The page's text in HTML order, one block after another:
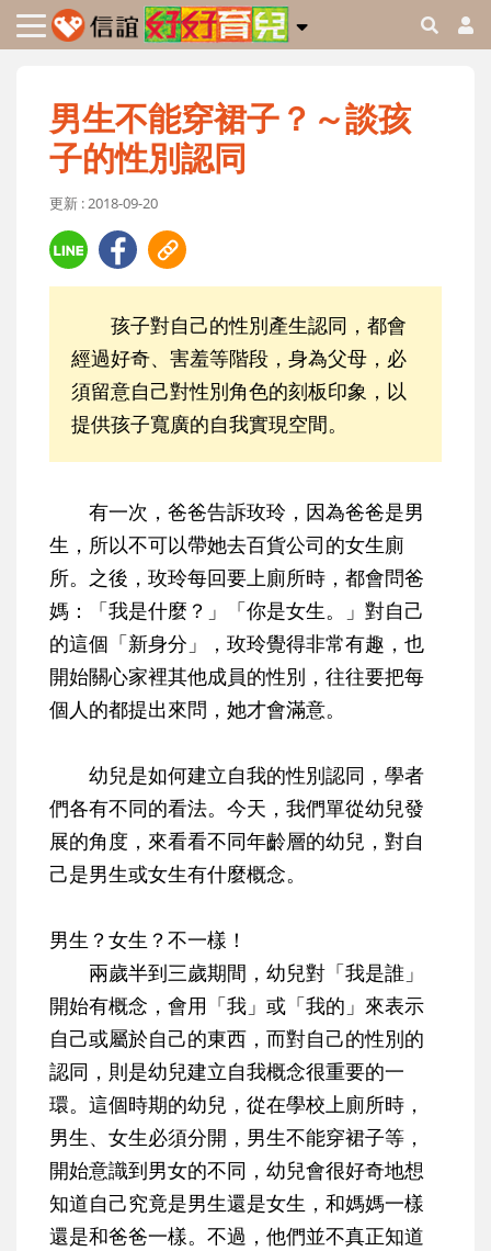
男生不能穿裙子？～談孩
子的性別認同
更新 : 2018-09-20
孩子對自己的性別產生認同，都會
經過好奇、害羞等階段，身為父母，必
須留意自己對性別角色的刻板印象，以
提供孩子寬廣的自我實現空間。
有一次，爸爸告訴玫玲，因為爸爸是男
生，所以不可以帶她去百貨公司的女生廁
所。之後，玫玲每回要上廁所時，都會問爸
媽：「我是什麼？」「你是女生。」對自己
的這個「新身分」，玫玲覺得非常有趣，也
開始關心家裡其他成員的性別，往往要把每
個人的都提出來問，她才會滿意。
幼兒是如何建立自我的性別認同，學者
們各有不同的看法。今天，我們單從幼兒發
展的角度，來看看不同年齡層的幼兒，對自
己是男生或女生有什麼概念。
男生？女生？不一樣！
兩歲半到三歲期間，幼兒對「我是誰」
開始有概念，會用「我」或「我的」來表示
自己或屬於自己的東西，而對自己的性別的
認同，則是幼兒建立自我概念很重要的一
環。這個時期的幼兒，從在學校上廁所時，
男生、女生必須分開，男生不能穿裙子等，
開始意識到男女的不同，幼兒會很好奇地想
知道自己究竟是男生還是女生，和媽媽一樣
還是和爸爸一樣。不過，他們並不真正知道